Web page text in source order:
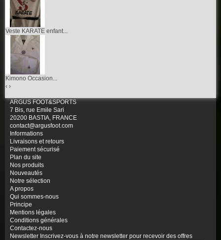
Veste KARATE enfant...
Kimono Occasion...
‹ ›
ARGUS FOOT&SPORTS
7 Bis, rue Emile Sari
20200 BASTIA, FRANCE
contact@argusfoot.com
Informations
Livraisons et retours
Paiement sécurisé
Plan du site
Nos produits
Nouveautés
Notre sélection
A propos
Qui sommes-nous
Principe
Mentions légales
Conditions générales
Contactez-nous
Newsletter Inscrivez-vous à notre newsletter pour recevoir des offres